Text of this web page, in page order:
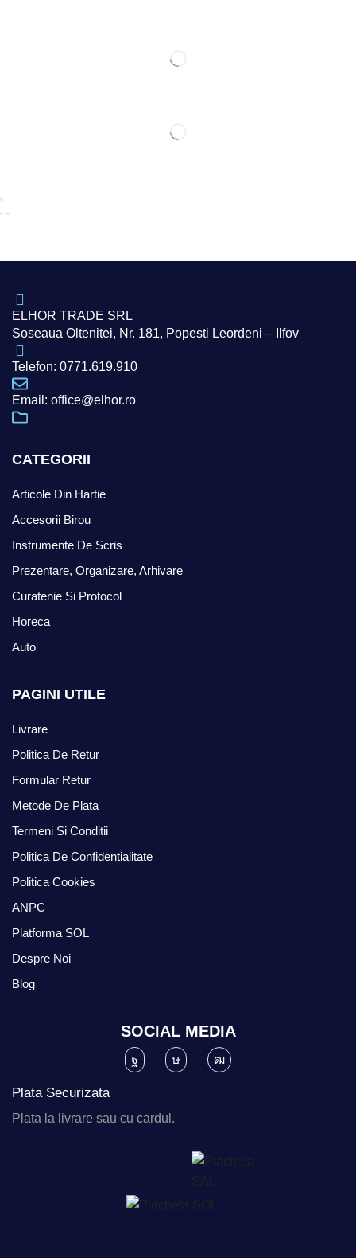
ELHOR TRADE SRL
Soseaua Oltenitei, Nr. 181, Popesti Leordeni – Ilfov
Telefon: 0771.619.910
Email: office@elhor.ro
CATEGORII
Articole Din Hartie
Accesorii Birou
Instrumente De Scris
Prezentare, Organizare, Arhivare
Curatenie Si Protocol
Horeca
Auto
PAGINI UTILE
Livrare
Politica De Retur
Formular Retur
Metode De Plata
Termeni Si Conditii
Politica De Confidentialitate
Politica Cookies
ANPC
Platforma SOL
Despre Noi
Blog
SOCIAL MEDIA
Plata Securizata
Plata la livrare sau cu cardul.